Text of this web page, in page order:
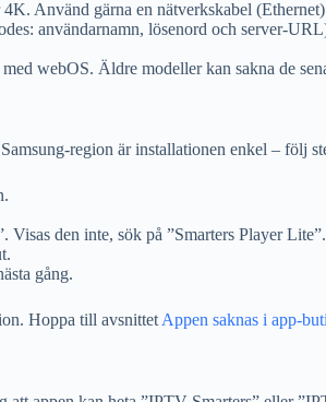
Använd gärna en nätverkskabel
användarnamn, lösenord och server-
webOS. Äldre modeller kan sakna de
region är installationen enkel – följ
den inte, sök på ”Smarters Player Lite”.
gång.
Hoppa till avsnittetAppen saknas i app-